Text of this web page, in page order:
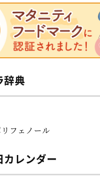
辞典
フェノール
カレンダー